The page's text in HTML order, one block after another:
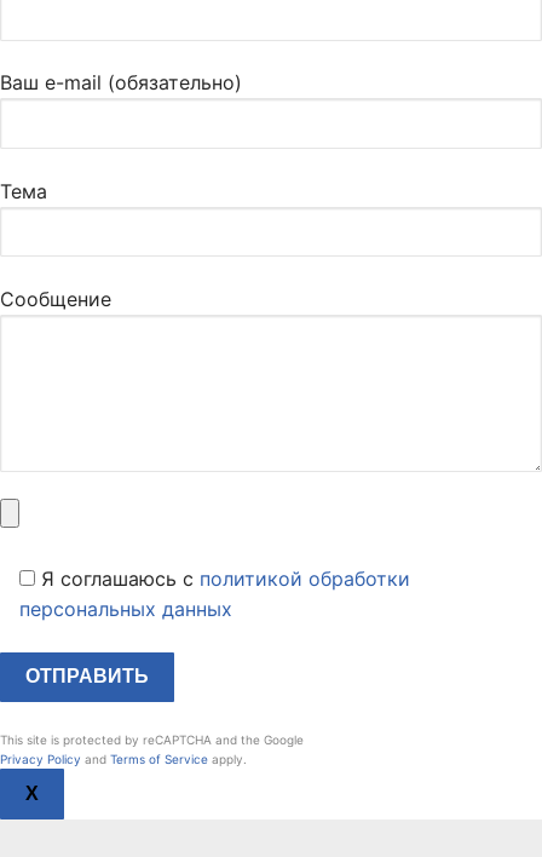
Ваш e-mail (обязательно)
Тема
Сообщение
Я соглашаюсь c политикой обработки
персональных данных
This site is protected by reCAPTCHA and the Google
Privacy Policy and Terms of Service apply.
X